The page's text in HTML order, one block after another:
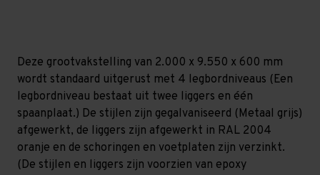
Deze grootvakstelling van 2.000 x 9.550 x 600 mm
wordt standaard uitgerust met 4 legbordniveaus (Een
legbordniveau bestaat uit twee liggers en één
spaanplaat.) De stijlen zijn gegalvaniseerd (Metaal grijs)
afgewerkt, de liggers zijn afgewerkt in RAL 2004
oranje en de schoringen en voetplaten zijn verzinkt.
(De stijlen en liggers zijn voorzien van epoxy